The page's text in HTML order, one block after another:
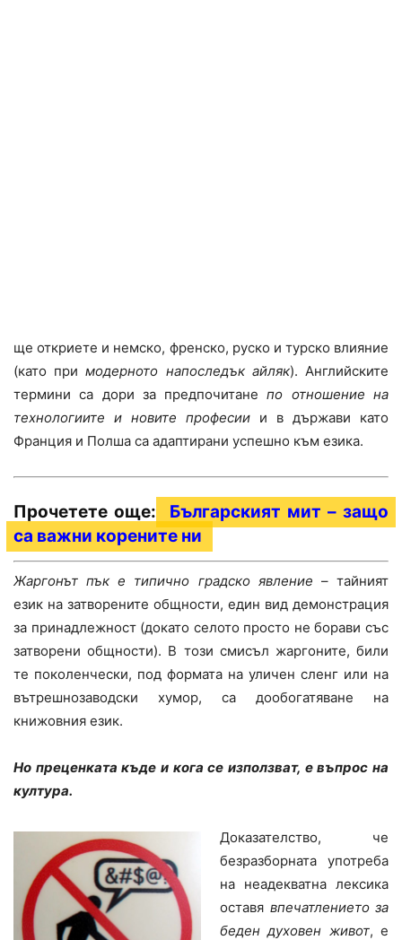
ще откриете и немско, френско, руско и турско влияние
(като примодерното напоследък айляк). Английските
термини са дори за предпочитанепо отношение на
технологиите и новите професии и в държави като
Франция и Полша са адаптирани успешно към езика.
Прочетете още:
Българският мит – защо
са важни корените ни
Жаргонът пък е типично градско явление – тайният
език на затворените общности, един вид демонстрация
за принадлежност (докато селото просто не борави със
затворени общности). В този смисъл жаргоните, били
те поколенчески, под формата на уличен сленг или на
вътрешнозаводски хумор, са дообогатяване на
книжовния език.
Но преценката къде и кога се използват, е въпрос на
култура.
Доказателство, че
безразборната употреба
на неадекватна лексика
оставя впечатлението за
беден духовен живот, е